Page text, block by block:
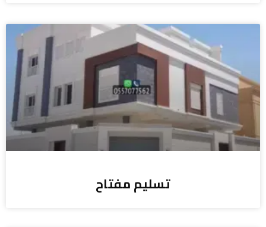
تسليم مفتاح